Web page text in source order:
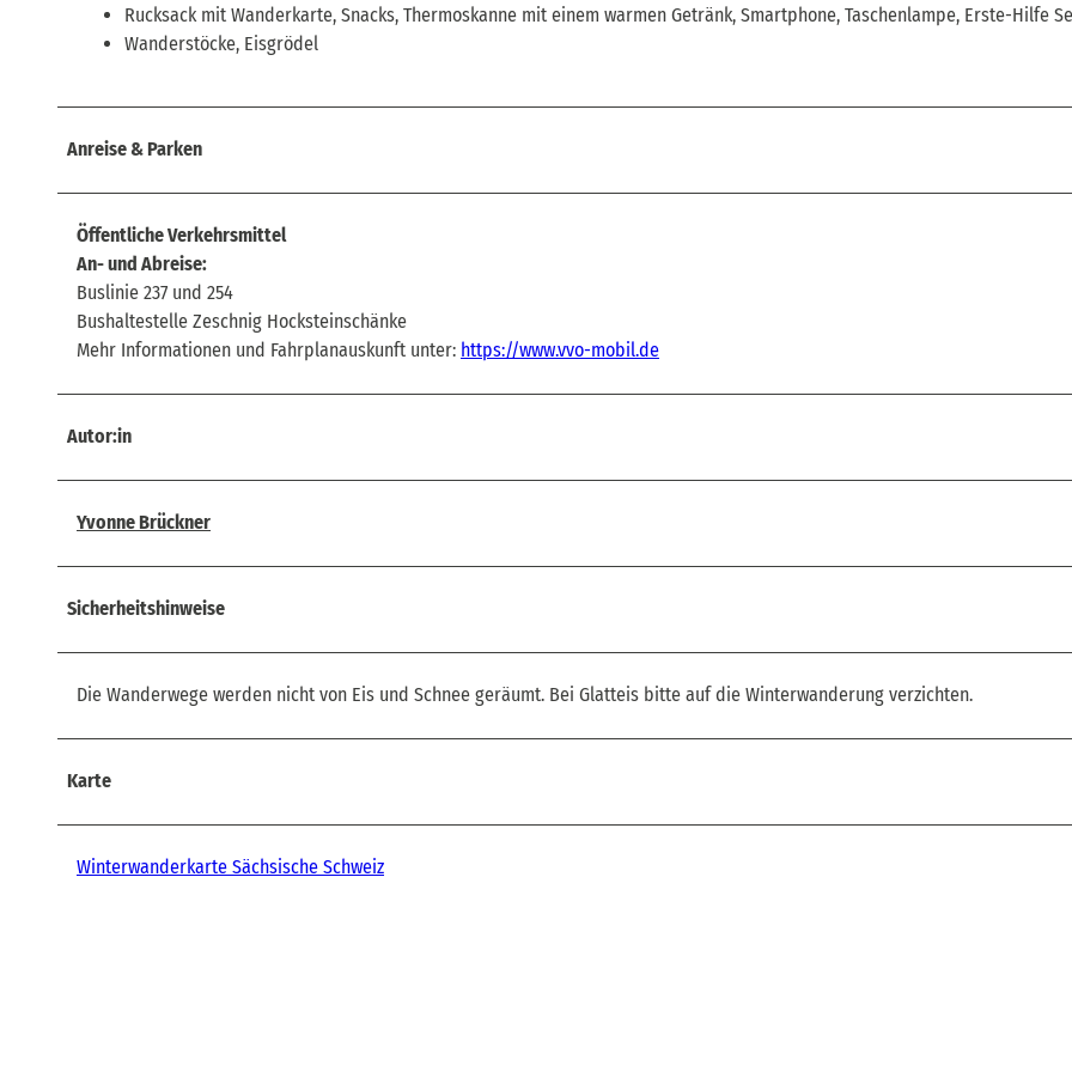
Rucksack mit Wanderkarte, Snacks, Thermoskanne mit einem warmen Getränk, Smartphone, Taschenlampe, Erste-Hilfe
Wanderstöcke, Eisgrödel
Anreise & Parken
Öffentliche Verkehrsmittel
An- und Abreise:
Buslinie 237 und 254
Bushaltestelle Zeschnig Hocksteinschänke
Mehr Informationen und Fahrplanauskunft unter: https://www.vvo-mobil.de
Autor:in
Yvonne Brückner
Sicherheitshinweise
Die Wanderwege werden nicht von Eis und Schnee geräumt. Bei Glatteis bitte auf die Winterwanderung verzichten.
Karte
Winterwanderkarte Sächsische Schweiz